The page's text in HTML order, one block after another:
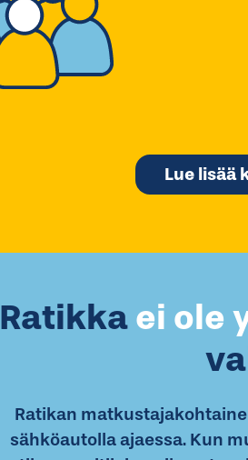
Lue lisää
Ratikkaei ole
Ratikan
sähköautolla ajaessa. Kun